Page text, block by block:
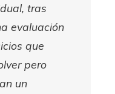
tras
evaluación
que
pero
un